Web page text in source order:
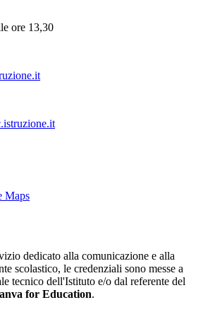
ore 13,30
Maps
dedicato alla comunicazione e alla
scolastico, le credenziali sono messe a
tecnico dell'Istituto e/o dal referente del
for Education.